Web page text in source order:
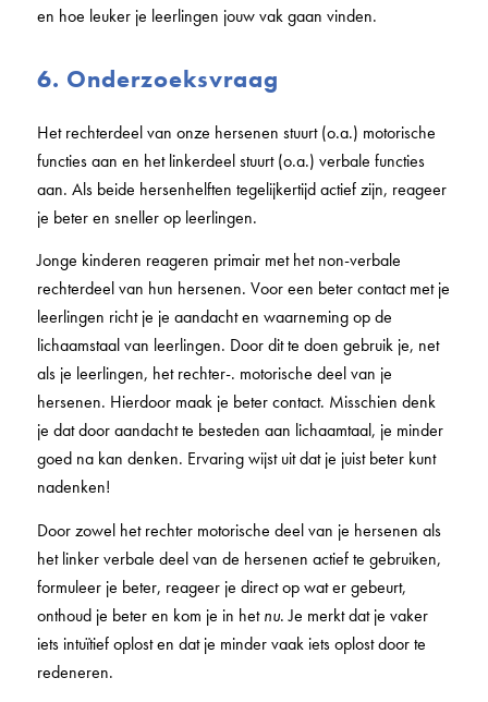
en hoe leuker je leerlingen jouw vak gaan vinden.
6. Onderzoeksvraag
Het rechterdeel van onze hersenen stuurt (o.a.) motorische
functies aan en het linkerdeel stuurt (o.a.) verbale functies
aan. Als beide hersenhelften tegelijkertijd actief zijn, reageer
je beter en sneller op leerlingen.
Jonge kinderen reageren primair met het non-verbale
rechterdeel van hun hersenen. Voor een beter contact met je
leerlingen richt je je aandacht en waarneming op de
lichaamstaal van leerlingen. Door dit te doen gebruik je, net
als je leerlingen, het rechter-. motorische deel van je
hersenen. Hierdoor maak je beter contact. Misschien denk
je dat door aandacht te besteden aan lichaamtaal, je minder
goed na kan denken. Ervaring wijst uit dat je juist beter kunt
nadenken!
Door zowel het rechter motorische deel van je hersenen als
het linker verbale deel van de hersenen actief te gebruiken,
formuleer je beter, reageer je direct op wat er gebeurt,
onthoud je beter en kom je in hetnu. Je merkt dat je vaker
iets intuïtief oplost en dat je minder vaak iets oplost door te
redeneren.